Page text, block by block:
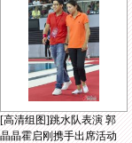
[高清组图]跳水队表演 郭
晶晶霍启刚携手出席活动